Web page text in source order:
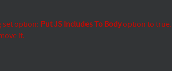
option: Put JS Includes To Bodyoption to true.
it.